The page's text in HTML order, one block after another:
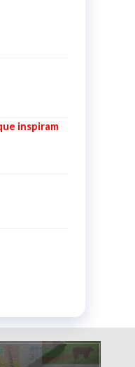
inspiram